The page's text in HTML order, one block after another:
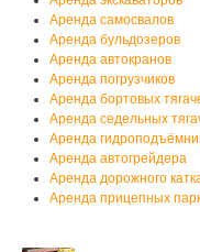
Аренда самосвалов
Аренда бульдозеров
Аренда автокранов
Аренда погрузчиков
Аренда бортовых
Аренда седельных
Аренда
Аренда автогрейдера
Аренда дорожного
Аренда прицепных